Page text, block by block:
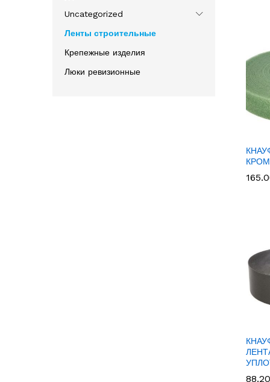
Uncategorized
Ленты строительные
Крепежные изделия
Люки ревизионные